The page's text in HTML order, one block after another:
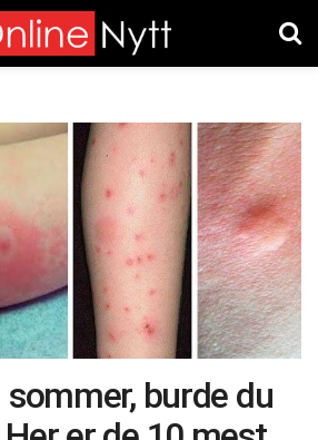
burde du